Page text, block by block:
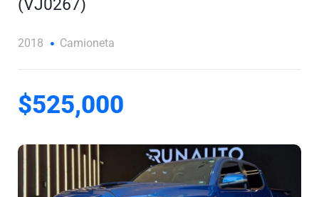
(VJ0267)
2018 Camioneta
$525,000